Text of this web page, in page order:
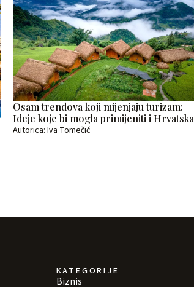
Osam trendova koji mijenjaju turizam:
Ideje koje bi mogla primijeniti i Hrvatska
Autorica: Iva Tomečić
KATEGORIJE
Biznis